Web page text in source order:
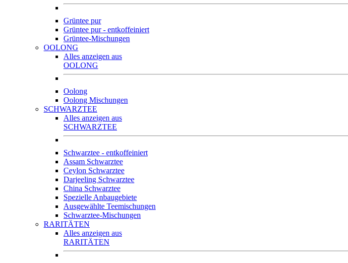
Grüntee pur
Grüntee pur - entkoffeiniert
Grüntee-Mischungen
OOLONG
Alles anzeigen aus
OOLONG
Oolong
Oolong Mischungen
SCHWARZTEE
Alles anzeigen aus
SCHWARZTEE
Schwarztee - entkoffeiniert
Assam Schwarztee
Ceylon Schwarztee
Darjeeling Schwarztee
China Schwarztee
Spezielle Anbaugebiete
Ausgewählte Teemischungen
Schwarztee-Mischungen
RARITÄTEN
Alles anzeigen aus
RARITÄTEN